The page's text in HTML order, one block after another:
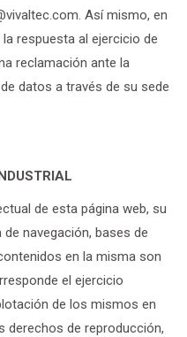
Así mismo, en
respuesta al ejercicio de
reclamación ante la
datos a través de su sede
de esta página web, su
navegación, bases de
en la misma son
el ejercicio
de los mismos en
derechos de reproducción,